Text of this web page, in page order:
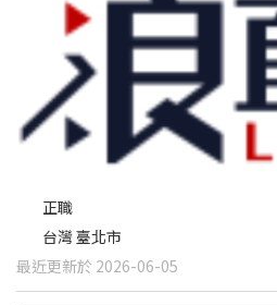
正職
台灣 臺北市
最近更新於 2026-06-05